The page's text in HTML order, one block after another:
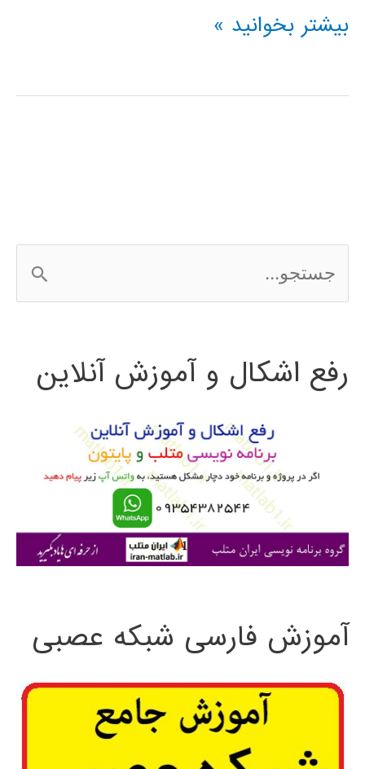
فیلم
فارسی
بیشتر بخوانید »
س
ج
ی
رفع اشکال و آموزش آنلاین
آموزش فارسی شبکه عصبی